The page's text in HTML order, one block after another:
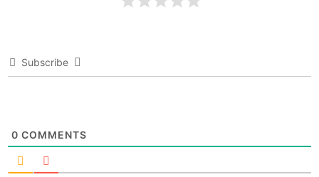
Subscribe
0 COMMENTS